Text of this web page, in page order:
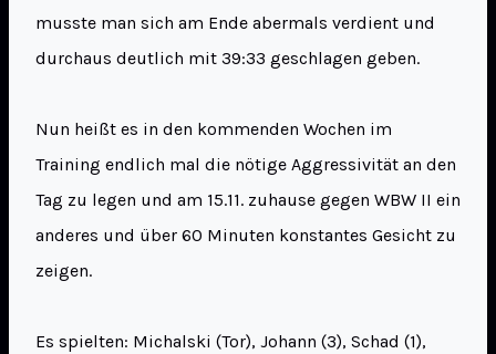
musste man sich am Ende abermals verdient und
durchaus deutlich mit 39:33 geschlagen geben.
Nun heißt es in den kommenden Wochen im
Training endlich mal die nötige Aggressivität an den
Tag zu legen und am 15.11. zuhause gegen WBW II ein
anderes und über 60 Minuten konstantes Gesicht zu
zeigen.
Es spielten: Michalski (Tor), Johann (3), Schad (1),